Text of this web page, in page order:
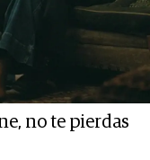
no te pierdas